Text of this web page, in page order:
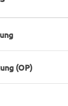
(OP)